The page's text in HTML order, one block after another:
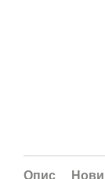
Опис